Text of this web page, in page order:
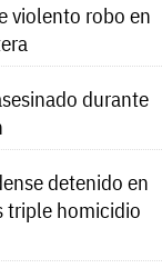
violento robo en
durante
detenido en
triple homicidio